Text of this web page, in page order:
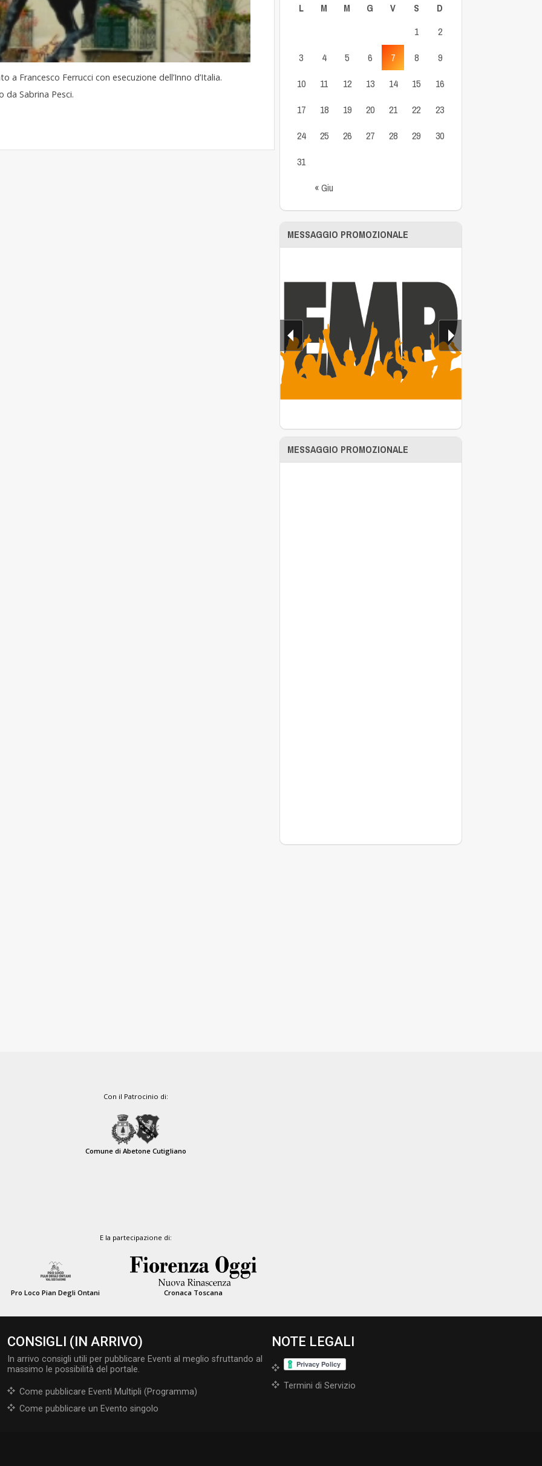
Francesco Ferrucci con esecuzione dell’Inno d’Italia.
da Sabrina Pesci.
L
M M G V S D
« Giu
1
2
3
4 5 6 7 8
9
10
11 12 13 14 15
16
17
18 19 20 21 22
23
24
25 26 27 28 29
30
31
MESSAGGIO PROMOZIONALE
MESSAGGIO PROMOZIONALE
Con il Patrocinio di:
Comune di Abetone Cutigliano
E la partecipazione di:
Pro Loco Pian Degli Ontani Cronaca Toscana
CONSIGLI (IN ARRIVO)
In arrivo consigli utili per pubblicare Eventi al meglio sfruttando al
massimo le possibilità del portale.
Come pubblicare Eventi Multipli (Programma)
Come pubblicare un Evento singolo
NOTE LEGALI
Termini di Servizio